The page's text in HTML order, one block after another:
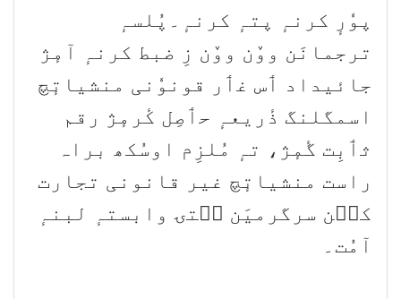
پوٗرٕ کرنہٕ پتہٕ کرنہٕ۔پُلسہٕ
ترجمانَن ووٚن ووٚن زِ ضبط کرنہٕ آمٕژ
جائیداد ٲس غٲر قونوٗنی منشیاتٕچ
اسمگلنگ ذٔریعہٕ حٲصِل کٔرمٕژ رقم
ثٲبِت گٔمٕژ، تہٕ مُلزِم اوسُکھ براہ
راست منشیاتٕچ غیر قانونی تجارت
کٮ۪ن سرگرمیَن سۭتۍ وابستہٕ لبنہٕ
آمُت۔